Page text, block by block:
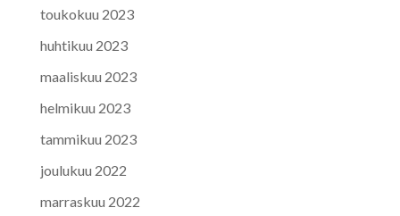
toukokuu 2023
huhtikuu 2023
maaliskuu 2023
helmikuu 2023
tammikuu 2023
joulukuu 2022
marraskuu 2022